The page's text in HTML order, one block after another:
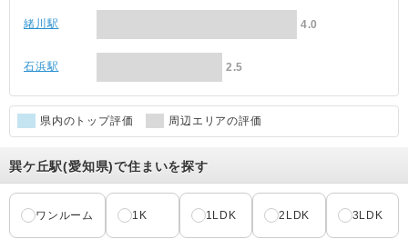
緒川駅 4.0
石浜駅 2.5
県内のトップ評価 周辺エリアの評価
巽ケ丘駅(愛知県)で住まいを探す
ワンルーム 1K 1LDK 2LDK 3LDK